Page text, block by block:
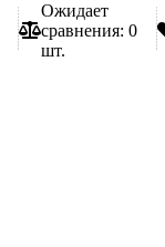
Ожидает
сравнения: 0
шт.